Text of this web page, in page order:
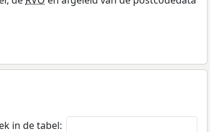
in de tabel: